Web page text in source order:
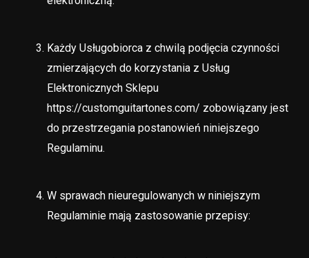
Każdy Usługobiorca z chwilą podjęcia czynności
zmierzających do korzystania z Usług
Elektronicznych Sklepu
https://customguitartones.com/ zobowiązany jest
do przestrzegania postanowień niniejszego
Regulaminu.
W sprawach nieuregulowanych w niniejszym
Regulaminie mają zastosowanie przepisy: